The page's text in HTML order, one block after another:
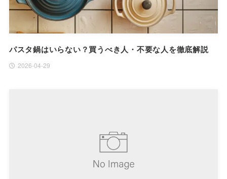
パスタ鍋はいらない？買うべき人・不要な人を徹底解説
2026-04-29